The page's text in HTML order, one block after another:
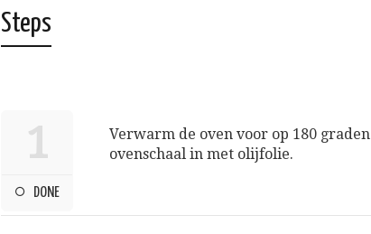
Steps
1
DONE
Verwarm de oven voor op 180
ovenschaal in met olijfolie.